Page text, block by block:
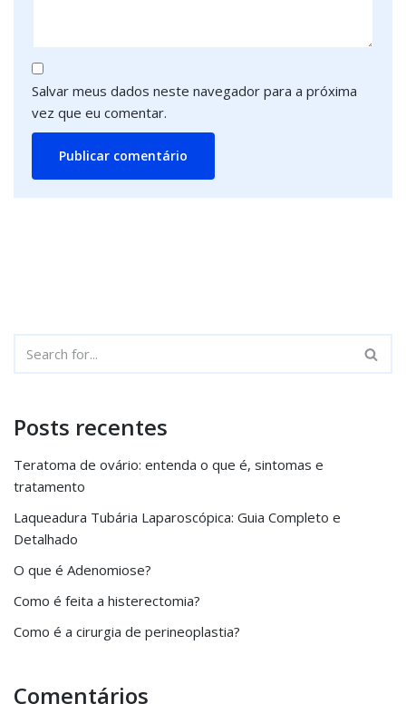
Salvar meus dados neste navegador para a próxima
vez que eu comentar.
Posts recentes
Teratoma de ovário: entenda o que é, sintomas e
tratamento
Laqueadura Tubária Laparoscópica: Guia Completo e
Detalhado
O que é Adenomiose?
Como é feita a histerectomia?
Como é a cirurgia de perineoplastia?
Comentários